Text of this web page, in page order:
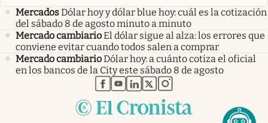
MercadosDólar hoy y dólar blue hoy: cuál es la cotización
del sábado 8 de agosto minuto a minuto
Mercado cambiarioEl dólar sigue al alza: los errores que
conviene evitar cuando todos salen a comprar
Mercado cambiarioDólar hoy: a cuánto cotiza el oficial
en los bancos de la City este sábado 8 de agosto
abre en nueva pestaña
abre en nueva pestaña
abre en nueva pestaña
abre en nueva pestaña
abre en nueva pestaña